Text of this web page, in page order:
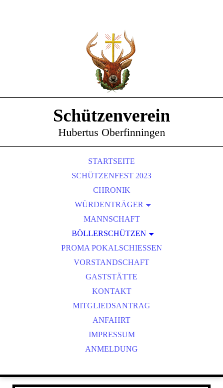
Schützenverein
Hubertus Oberfinningen
STARTSEITE
SCHÜTZENFEST 2023
CHRONIK
WÜRDENTRÄGER
SCHÜTZENKÖNIGE
VEREINSMEISTER
MANNSCHAFT
BÖLLERSCHÜTZEN
OKTOBERFEST & BÖLLERSCHIESSEN
BILDER HUBERTUSMESSE
VIDEO NEUJAHRSBÖLLERN
BILDER BÖLLER
PROMA POKALSCHIESSEN
VORSTANDSCHAFT
GASTSTÄTTE
KONTAKT
MITGLIEDSANTRAG
ANFAHRT
IMPRESSUM
ANMELDUNG